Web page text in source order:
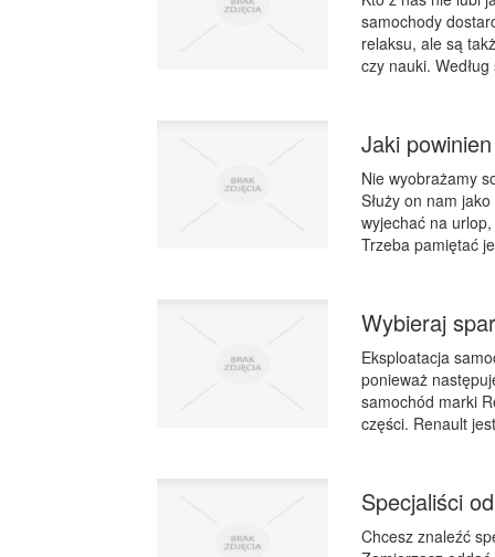
samochody
relaksu, ale są
czy nauki.
Jaki
Nie wyobrażamy
Służy on nam
wyjechać na
Trzeba pamiętać
Wybieraj
Eksploatacja
ponieważ
samochód marki
części. Renault
Specjaliści
Chcesz znaleźć